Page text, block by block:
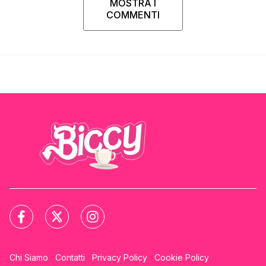
MOSTRA I
COMMENTI
Chi Siamo Contatti Privacy Policy Cookie Policy